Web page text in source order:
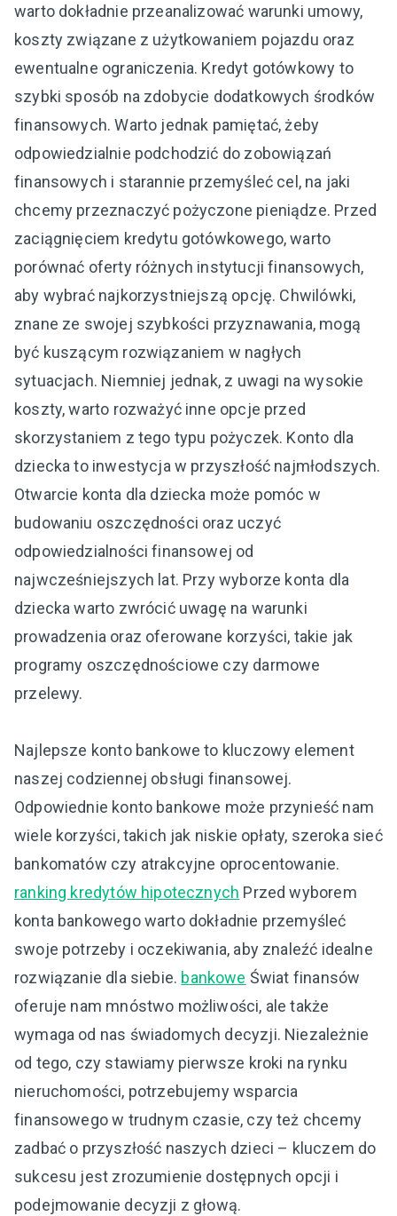
warto dokładnie przeanalizować warunki umowy,
koszty związane z użytkowaniem pojazdu oraz
ewentualne ograniczenia. Kredyt gotówkowy to
szybki sposób na zdobycie dodatkowych środków
finansowych. Warto jednak pamiętać, żeby
odpowiedzialnie podchodzić do zobowiązań
finansowych i starannie przemyśleć cel, na jaki
chcemy przeznaczyć pożyczone pieniądze. Przed
zaciągnięciem kredytu gotówkowego, warto
porównać oferty różnych instytucji finansowych,
aby wybrać najkorzystniejszą opcję. Chwilówki,
znane ze swojej szybkości przyznawania, mogą
być kuszącym rozwiązaniem w nagłych
sytuacjach. Niemniej jednak, z uwagi na wysokie
koszty, warto rozważyć inne opcje przed
skorzystaniem z tego typu pożyczek. Konto dla
dziecka to inwestycja w przyszłość najmłodszych.
Otwarcie konta dla dziecka może pomóc w
budowaniu oszczędności oraz uczyć
odpowiedzialności finansowej od
najwcześniejszych lat. Przy wyborze konta dla
dziecka warto zwrócić uwagę na warunki
prowadzenia oraz oferowane korzyści, takie jak
programy oszczędnościowe czy darmowe
przelewy.
Najlepsze konto bankowe to kluczowy element
naszej codziennej obsługi finansowej.
Odpowiednie konto bankowe może przynieść nam
wiele korzyści, takich jak niskie opłaty, szeroka sieć
bankomatów czy atrakcyjne oprocentowanie.
ranking kredytów hipotecznych Przed wyborem
konta bankowego warto dokładnie przemyśleć
swoje potrzeby i oczekiwania, aby znaleźć idealne
rozwiązanie dla siebie. bankowe Świat finansów
oferuje nam mnóstwo możliwości, ale także
wymaga od nas świadomych decyzji. Niezależnie
od tego, czy stawiamy pierwsze kroki na rynku
nieruchomości, potrzebujemy wsparcia
finansowego w trudnym czasie, czy też chcemy
zadbać o przyszłość naszych dzieci – kluczem do
sukcesu jest zrozumienie dostępnych opcji i
podejmowanie decyzji z głową.